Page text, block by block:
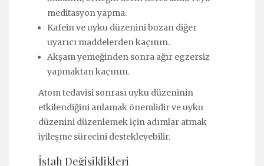
meditasyon yapma.
Kafein ve uyku düzenini bozan diğer
uyarıcı maddelerden kaçının.
Akşam yemeğinden sonra ağır egzersiz
yapmaktan kaçının.
Atom tedavisi sonrası uyku düzeninin
etkilendiğini anlamak önemlidir ve uyku
düzenini düzenlemek için adımlar atmak
iyileşme sürecini destekleyebilir.
İştah Değişiklikleri